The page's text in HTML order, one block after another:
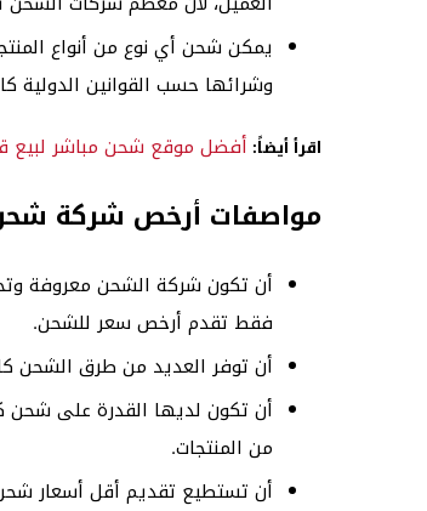
يمكن شحن أي نوع من أنواع
وشرائها حسب القوانين الدولية
اقرأ أيضاً: أفضل موقع شحن مباشر لبيع
مواصفات أرخص شركة
أن تكون شركة الشحن معروفة
فقط تقدم أرخص سعر للشحن.
أن توفر العديد من طرق الشحن
أن تكون لديها القدرة على شحن
من المنتجات.
أن تستطيع تقديم أقل أسعار